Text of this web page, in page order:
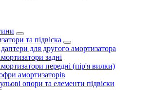
та підвіска
для другого амортизатора
задні
передні (пір'я вилки)
амортизаторів
опори та елементи підвіски